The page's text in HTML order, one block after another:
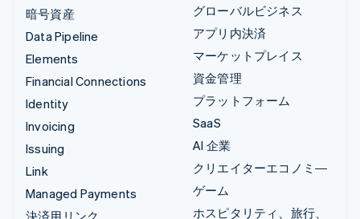
暗号資産
Data Pipeline
Elements
Financial Connections
Identity
Invoicing
Issuing
Link
Managed Payments
決済用リンク
グローバルビジネス
アプリ内決済
マーケットプレイス
資金管理
プラットフォーム
SaaS
AI 企業
クリエイターエコノミ―
ゲーム
ホスピタリティ、旅行、